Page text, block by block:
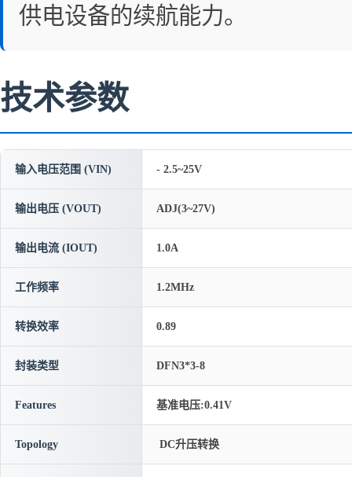
供电设备的续航能力。
技术参数
输入电压范围 (VIN) - 2.5~25V
输出电压 (VOUT) ADJ(3~27V)
输出电流 (IOUT) 1.0A
工作频率 1.2MHz
转换效率 0.89
封装类型 DFN3*3-8
Features 基准电压:0.41V
Topology DC升压转换